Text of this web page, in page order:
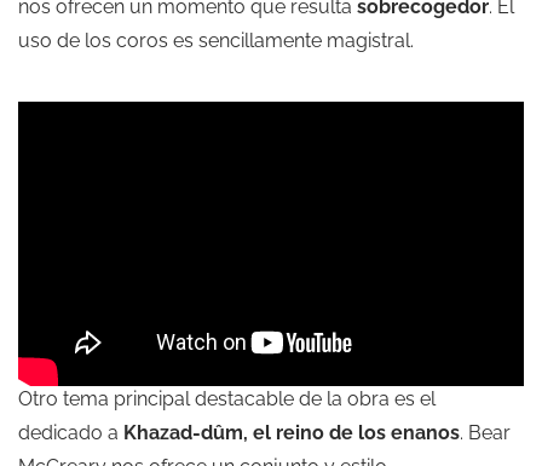
nos ofrecen un momento que resulta sobrecogedor. El
uso de los coros es sencillamente magistral.
Otro tema principal destacable de la obra es el
dedicado a Khazad-dûm, el reino de los enanos. Bear